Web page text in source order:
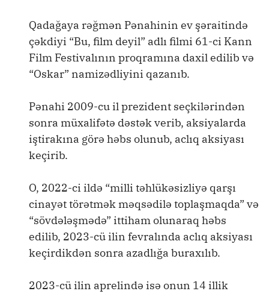
Qadağaya rəğmən Pənahinin ev şəraitində
çəkdiyi “Bu, film deyil” adlı filmi 61-ci Kann
Film Festivalının proqramına daxil edilib və
“Oskar” namizədliyini qazanıb.
Pənahi 2009-cu il prezident seçkilərindən
sonra müxalifətə dəstək verib, aksiyalarda
iştirakına görə həbs olunub, aclıq aksiyası
keçirib.
O, 2022-ci ildə “milli təhlükəsizliyə qarşı
cinayət törətmək məqsədilə toplaşmaqda” və
“sövdələşmədə” ittiham olunaraq həbs
edilib, 2023-cü ilin fevralında aclıq aksiyası
keçirdikdən sonra azadlığa buraxılıb.
2023-cü ilin aprelində isə onun 14 illik